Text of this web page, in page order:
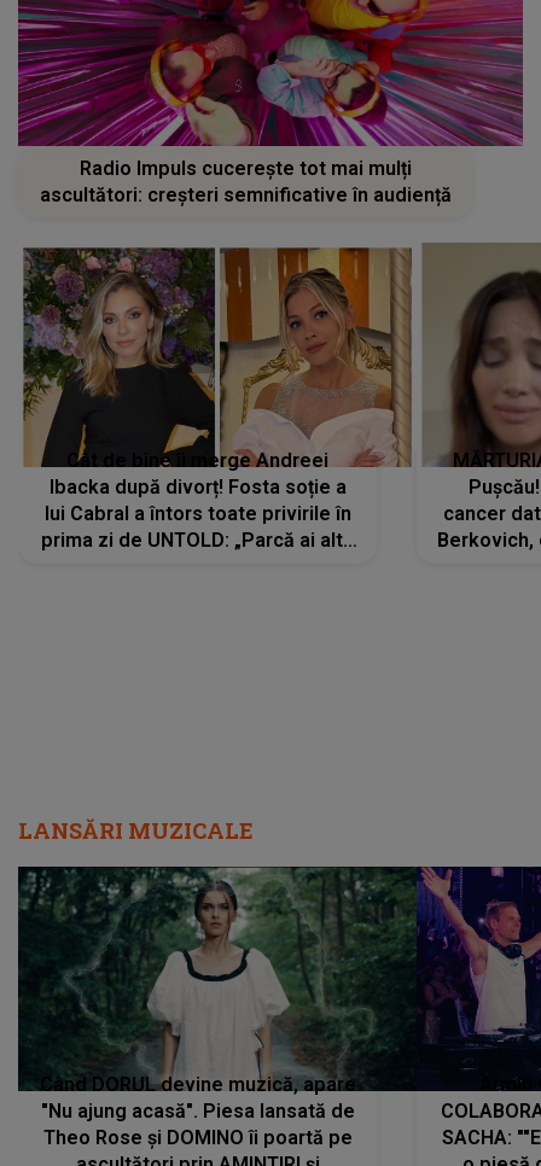
Radio Impuls cucerește tot mai mulți
ascultători: creșteri semnificative în audiență
Cât de bine îi merge Andreei
Ibacka după divorț! Fosta soție a
lui Cabral a întors toate privirile în
prima zi de UNTOLD: „Parcă ai altă
cancer
Berkovich,
LANSĂRI MUZICALE
Când DORUL devine muzică, apare
"Nu ajung acasă". Piesa lansată de
Theo Rose și DOMINO îi poartă pe
SACHA: